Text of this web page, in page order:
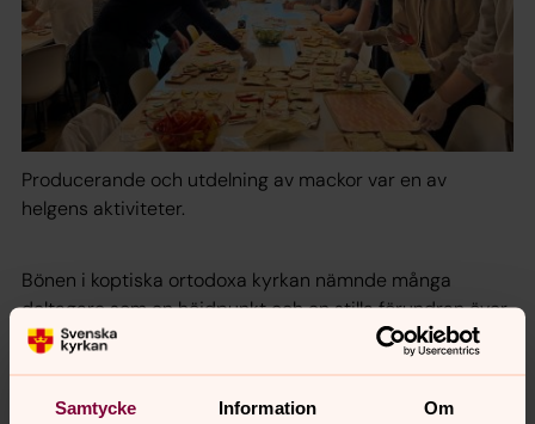
Samtycke Information Om
Producerande och utdelning av mackor var en av
helgens aktiviteter.
Bönen i koptiska ortodoxa kyrkan nämnde många
deltagare som en höjdpunkt och en stilla förundran över
alla de likheter som finns och storheten i att få samlas
Det var nog inte heller någon som inte drog på